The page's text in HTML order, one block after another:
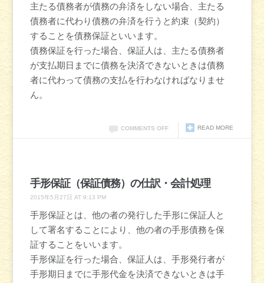
主たる債務者が債務の弁済をしない場合、主たる
債務者に代わり債務の弁済を行うと約束（契約）
することを債務保証といいます。
債務保証を行った場合、保証人は、主たる債務者
が支払期日までに債務を決済できないときは債務
者に代わって債務の支払を行わなければなりませ
ん。
READ MORE
COMMENTS OFF
手形保証（保証債務）の仕訳・会計処理
2015年5月27日 AT 9:13 PM
手形保証とは、他の者の発行した手形に保証人と
して署名することにより、他の者の手形債務を保
証することをいいます。
手形保証を行った場合、保証人は、手形発行者が
手形期日までに手形代金を決済できないときは手